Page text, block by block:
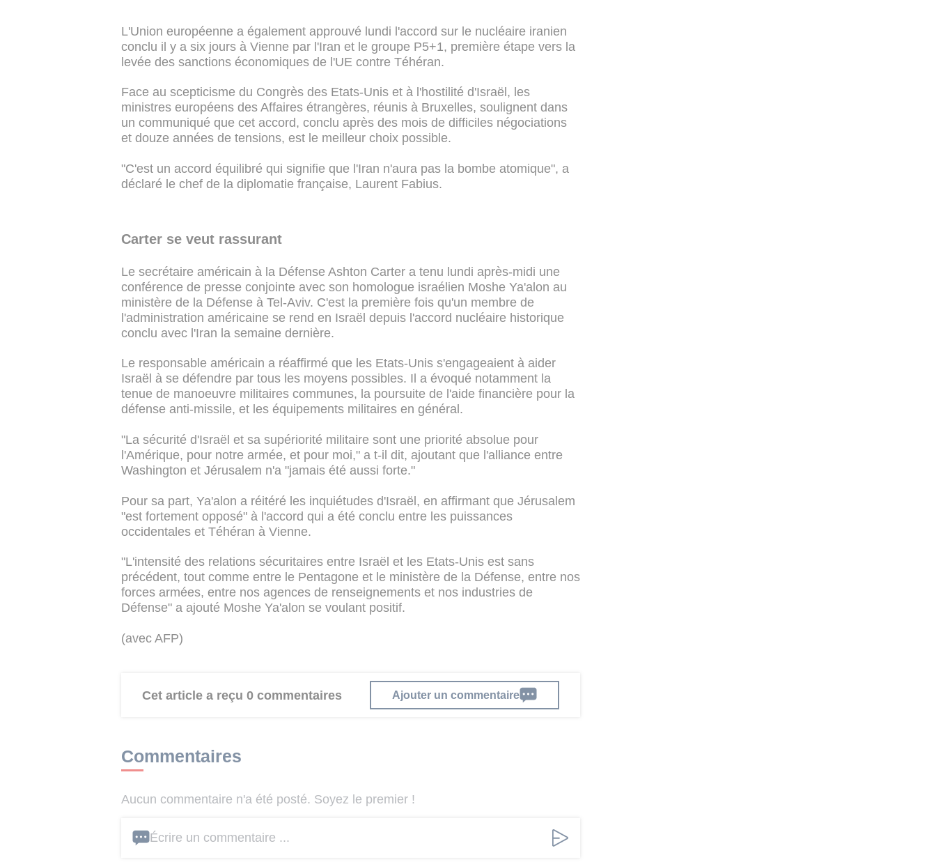
L'Union européenne a également approuvé lundi l'accord sur le nucléaire iranien
conclu il y a six jours à Vienne par l'Iran et le groupe P5+1, première étape vers la
levée des sanctions économiques de l'UE contre Téhéran.
Face au scepticisme du Congrès des Etats-Unis et à l'hostilité d'Israël, les
ministres européens des Affaires étrangères, réunis à Bruxelles, soulignent dans
un communiqué que cet accord, conclu après des mois de difficiles négociations
et douze années de tensions, est le meilleur choix possible.
"C'est un accord équilibré qui signifie que l'Iran n'aura pas la bombe atomique", a
déclaré le chef de la diplomatie française, Laurent Fabius.
Carter se veut rassurant
Le secrétaire américain à la Défense Ashton Carter a tenu lundi après-midi une
conférence de presse conjointe avec son homologue israélien Moshe Ya'alon au
ministère de la Défense à Tel-Aviv. C'est la première fois qu'un membre de
l'administration américaine se rend en Israël depuis l'accord nucléaire historique
conclu avec l'Iran la semaine dernière.
Le responsable américain a réaffirmé que les Etats-Unis s'engageaient à aider
Israël à se défendre par tous les moyens possibles. Il a évoqué notamment la
tenue de manoeuvre militaires communes, la poursuite de l'aide financière pour la
défense anti-missile, et les équipements militaires en général.
"La sécurité d'Israël et sa supériorité militaire sont une priorité absolue pour
l'Amérique, pour notre armée, et pour moi," a t-il dit, ajoutant que l'alliance entre
Washington et Jérusalem n'a "jamais été aussi forte."
Pour sa part, Ya'alon a réitéré les inquiétudes d'Israël, en affirmant que Jérusalem
"est fortement opposé" à l'accord qui a été conclu entre les puissances
occidentales et Téhéran à Vienne.
"L'intensité des relations sécuritaires entre Israël et les Etats-Unis est sans
précédent, tout comme entre le Pentagone et le ministère de la Défense, entre nos
forces armées, entre nos agences de renseignements et nos industries de
Défense" a ajouté Moshe Ya'alon se voulant positif.
(avec AFP)
Cet article a reçu 0 commentaires Ajouter un commentaire
Commentaires
Aucun commentaire n'a été posté. Soyez le premier !
Écrire un commentaire ...